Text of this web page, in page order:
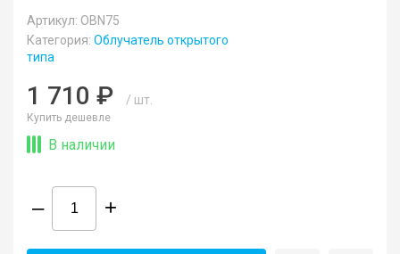
Артикул: OBN75
Категория: Облучатель открытого
типа
1 710 ₽ / шт.
Купить дешевле
В наличии
– +